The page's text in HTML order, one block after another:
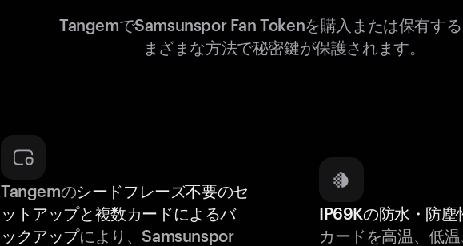
TangemでSamsunspor Fan Tokenを購入または保有す
まざまな方法で秘密鍵が保護されます。
Tangemのシードフレーズ不要のセ
ットアップと複数カードによるバ
ックアップにより、Samsunspor
IP69Kの防水・防塵
カードを高温、低